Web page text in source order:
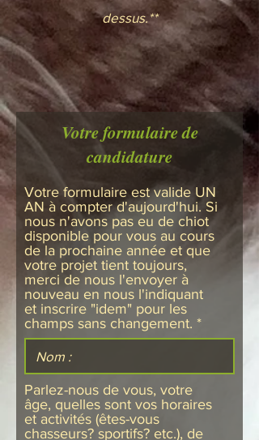
dessus.**
Votre formulaire de
candidature
Votre formulaire est valide UN
AN à compter d'aujourd'hui. Si
nous n'avons pas eu de chiot
disponible pour vous au cours
de la prochaine année et que
votre projet tient toujours,
merci de nous l'envoyer à
nouveau en nous l'indiquant
et inscrire "idem" pour les
champs sans changement.
Parlez-nous de vous, votre
âge, quelles sont vos horaires
et activités (êtes-vous
chasseurs? sportifs? etc.), de